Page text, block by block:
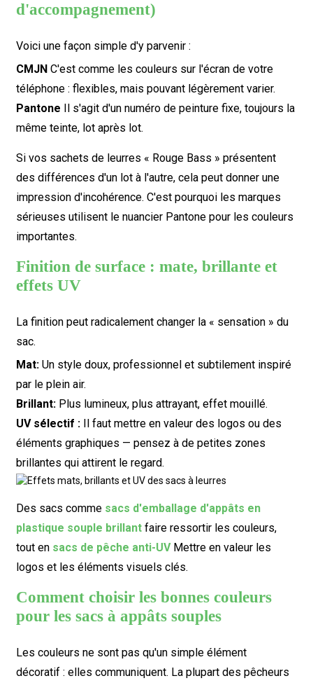
d'accompagnement)
Voici une façon simple d'y parvenir :
CMJNC'est comme les couleurs sur l'écran de votre
téléphone : flexibles, mais pouvant légèrement varier.
Pantone Il s'agit d'un numéro de peinture fixe, toujours la
même teinte, lot après lot.
Si vos sachets de leurres « Rouge Bass » présentent
des différences d'un lot à l'autre, cela peut donner une
impression d'incohérence. C'est pourquoi les marques
sérieuses utilisent le nuancier Pantone pour les couleurs
importantes.
Finition de surface : mate, brillante et
effets UV
La finition peut radicalement changer la « sensation » du
sac.
Mat:Un style doux, professionnel et subtilement inspiré
par le plein air.
Brillant:Plus lumineux, plus attrayant, effet mouillé.
UV sélectif :Il faut mettre en valeur des logos ou des
éléments graphiques — pensez à de petites zones
brillantes qui attirent le regard.
Des sacs comme sacs d'emballage d'appâts en
plastique souple brillantfaire ressortir les couleurs,
tout en sacs de pêche anti-UVMettre en valeur les
logos et les éléments visuels clés.
Comment choisir les bonnes couleurs
pour les sacs à appâts souples
Les couleurs ne sont pas qu'un simple élément
décoratif : elles communiquent. La plupart des pêcheurs